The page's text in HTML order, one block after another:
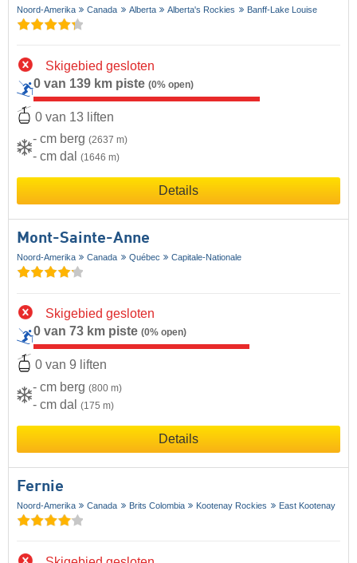
Noord-Amerika Canada Alberta Alberta's Rockies Banff-Lake Louise
Skigebied gesloten
0 van 139 km piste (0% open)
0 van 13 liften
- cm berg (2637 m)
- cm dal (1646 m)
Details
Mont-Sainte-Anne
Noord-Amerika Canada Québec Capitale-Nationale
Skigebied gesloten
0 van 73 km piste (0% open)
0 van 9 liften
- cm berg (800 m)
- cm dal (175 m)
Details
Fernie
Noord-Amerika Canada Brits Colombia Kootenay Rockies East Kootenay